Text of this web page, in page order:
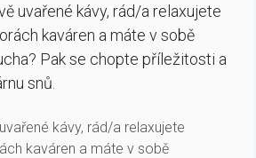
uvařené kávy, rád/a relaxujete
kaváren a máte v sobě
Pak se chopte příležitosti a
snů.
kávy, rád/a relaxujete
kaváren a máte v sobě